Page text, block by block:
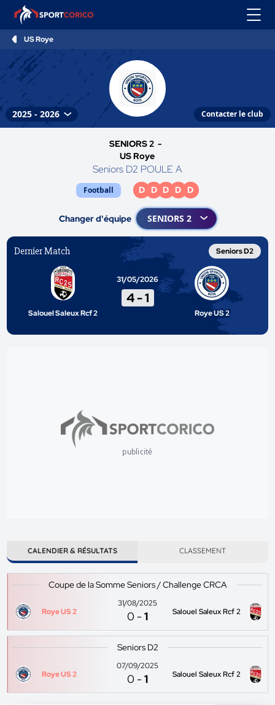
US Roye
Contacter le club
SENIORS 2 -
US Roye
Seniors D2 POULE A
Football D D D D D
Changer d'équipe
Dernier Match Seniors D2
Salouel Saleux Rcf 2
31/05/2026
4-1
Roye US 2
publicité
CALENDIER & RÉSULTATS CLASSEMENT
Coupe de la Somme Seniors / Challenge CRCA
Roye US 2
31/08/2025
0 -1 Salouel Saleux Rcf 2
Seniors D2
Roye US 2
07/09/2025
0 -1 Salouel Saleux Rcf 2